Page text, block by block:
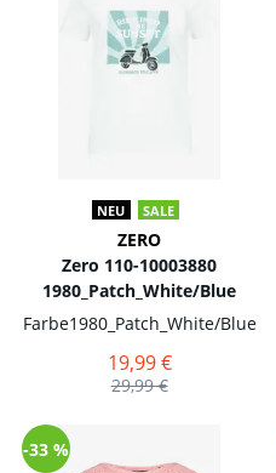
NEU SALE
ZERO
Zero 110-10003880
1980_Patch_White/Blue
Farbe1980_Patch_White/Blue
19,99 €
29,99 €
-33 %